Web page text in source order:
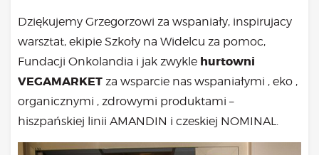
Dziękujemy Grzegorzowi za wspaniały, inspirujacy
warsztat, ekipie Szkoły na Widelcu za pomoc,
Fundacji Onkolandia i jak zwykle hurtowni
VEGAMARKET za wsparcie nas wspaniałymi , eko ,
organicznymi , zdrowymi produktami –
hiszpańskiej linii AMANDIN i czeskiej NOMINAL.